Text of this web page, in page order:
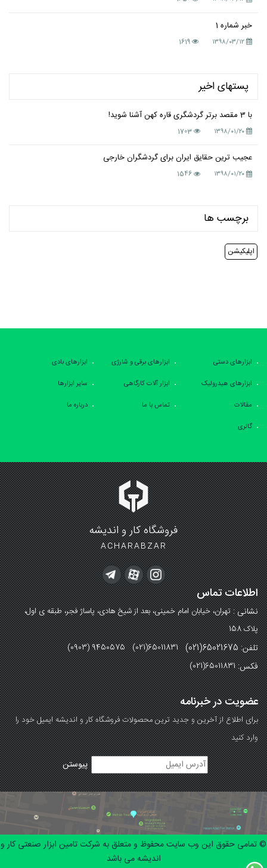
خبر شماره 1
۱۳۹۸/۰۳/۱۲ 1619
پستهای اخیر
با 3 مقصد برتر گردشگری قاره کهن آشنا شوید!
۱۳۹۸/۰۱/۲۰ 1703
عجیب ترین حقایق ایران برای گردشگران خارجی
۱۳۹۸/۰۱/۲۰ 1546
برچسب ها
اپلیکیشن
ابزارهای دستی ابزارهای برقی و شارژی
ابزارهای بادی
ابزارهای هیدرولیک
ابزار آلات کارگاهی
سایر ابزارها
مقالات
تماس با ما
درباره ما
گالری
فروشگاه کار و اندیشه
ACHARABZAR
اطلاعات تماس
نشانی :تهران، خیابان امام خمینی، بعد از شیخ هادی، پاساژ فجر، طبقه ی اول،
پلاک 158
تلفن: 65021675(021) (0903) 9450575 (021)65011831
فکس:(021)65011831
عضویت در خبرنامه
برای اطلاع از آخرین و جدید ترین محصولات فروشگاه کار و اندیشه ایمیل خود را
وارد کنید
© تمامی حقوق این وب سایت محفوظ و متعلق به شرکت تامین ابزار صنعتی کار و
اندیشه می باشد